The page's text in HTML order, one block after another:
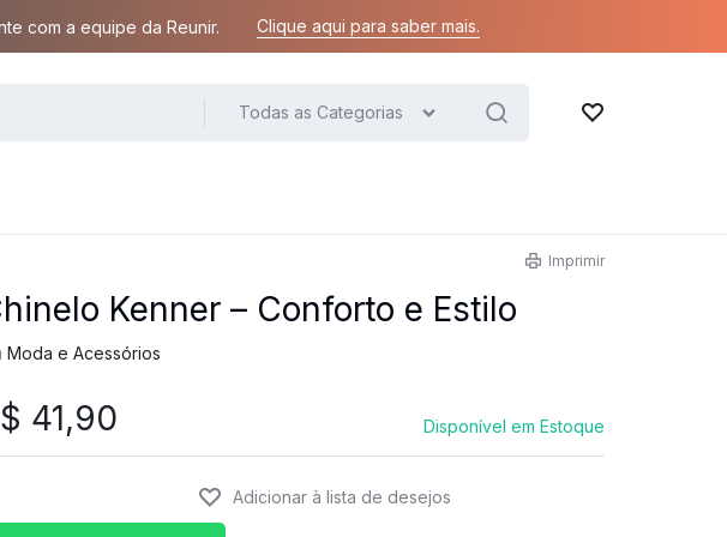
com a equipe da Reunir. Clique aqui para saber mais.
Todas as Categorias
Imprimir
Kenner – Conforto e Estilo
Moda e Acessórios
41,90 Disponível em Estoque